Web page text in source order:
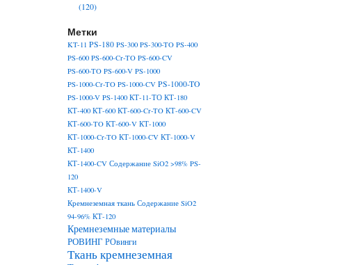
(120)
Метки
KT-11 PS-180 PS-300 PS-300-TO PS-400
PS-600 PS-600-Cr-TO PS-600-CV
PS-600-TO PS-600-V PS-1000
PS-1000-Cr-TO PS-1000-CV PS-1000-TO
PS-1000-V PS-1400 КТ-11-ТО КТ-180
КТ-400 КТ-600 КТ-600-Cr-TO КТ-600-CV
КТ-600-TO КТ-600-V КТ-1000
КТ-1000-Cr-TO КТ-1000-CV КТ-1000-V
КТ-1400
КТ-1400-CV Содержание SiO2 >98% PS-
120
КТ-1400-V
Кремнеземная ткань Содержание SiO2
94-96% КТ-120
Кремнеземные материалы
РОВИНГ РОвинги
Ткань кремнеземная